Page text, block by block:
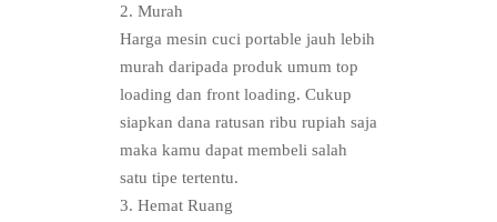
2. Murah
Harga mesin cuci portable jauh lebih
murah daripada produk umum top
loading dan front loading. Cukup
siapkan dana ratusan ribu rupiah saja
maka kamu dapat membeli salah
satu tipe tertentu.
3. Hemat Ruang